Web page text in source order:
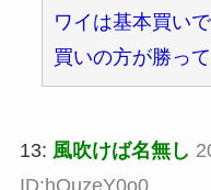
ワイは基本買い
買いの方が勝っ
13: 風吹けば名無し